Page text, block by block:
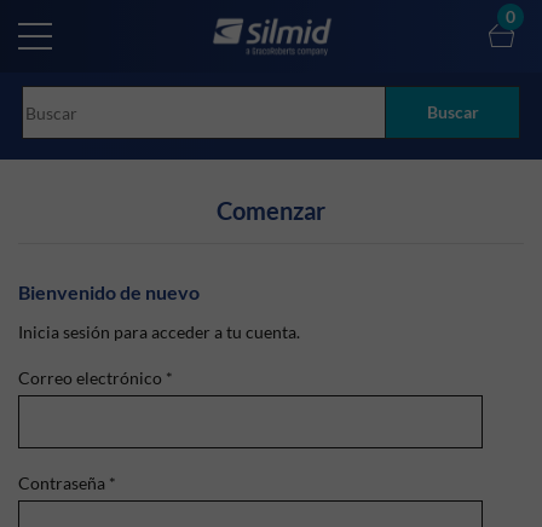
main
Buscar
0
Comenzar
Bienvenido de nuevo
Inicia sesión para acceder a tu cuenta.
Correo electrónico *
Contraseña *